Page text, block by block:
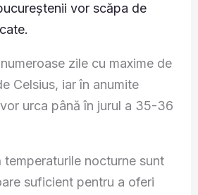
vor scăpa de
zile cu maxime de
Celsius, iar în anumite
urca până în jurul a 35-36
temperaturile nocturne sunt
suficient pentru a oferi